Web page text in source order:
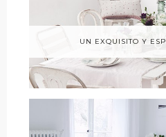
UN EXQUISITO Y